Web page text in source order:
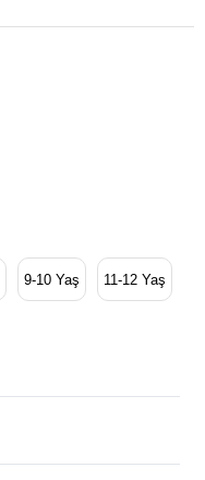
9-10 Yaş 11-12 Yaş